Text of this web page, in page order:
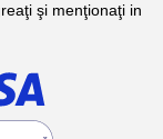
şi menţionaţi in